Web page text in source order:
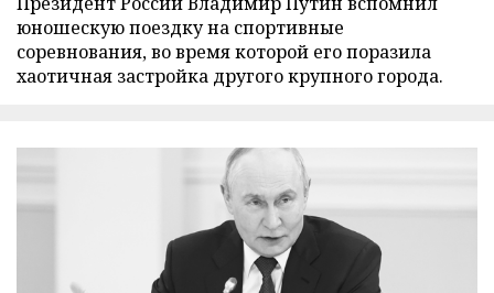
юношескую поездку на спортивные
соревнования, во время которой его поразила
хаотичная застройка другого крупного города.